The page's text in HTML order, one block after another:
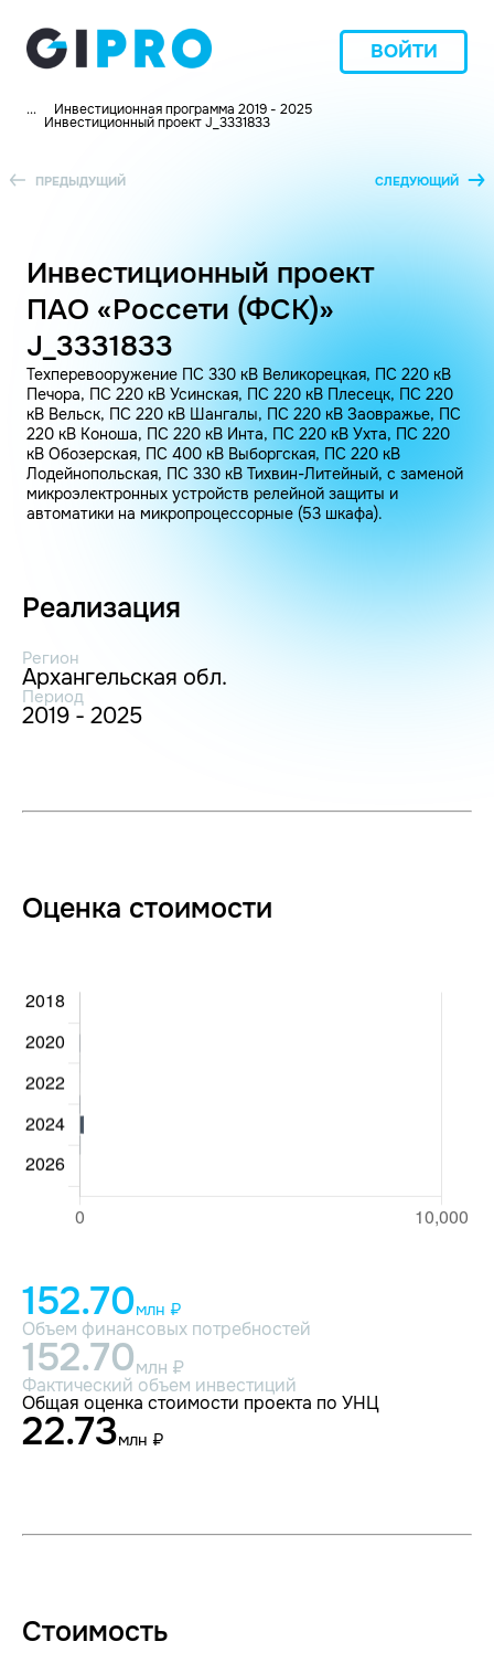
ВОЙТИ
... Инвестиционная программа 2019 - 2025
Инвестиционный проект J_3331833
ПРЕДЫДУЩИЙ СЛЕДУЮЩИЙ
Инвестиционный проект
ПАО «Россети (ФСК)»
J_3331833
Техперевооружение ПС 330 кВ Великорецкая, ПС 220 кВ
Печора, ПС 220 кВ Усинская, ПС 220 кВ Плесецк, ПС 220
кВ Вельск, ПС 220 кВ Шангалы, ПС 220 кВ Заовражье, ПС
220 кВ Коноша, ПС 220 кВ Инта, ПС 220 кВ Ухта, ПС 220
кВ Обозерская, ПС 400 кВ Выборгская, ПС 220 кВ
Лодейнопольская, ПС 330 кВ Тихвин-Литейный, с заменой
микроэлектронных устройств релейной защиты и
автоматики на микропроцессорные (53 шкафа).
Реализация
Регион
Архангельская обл.
Период
2019 - 2025
Оценка стоимости
152.70млн ₽
Объем финансовых потребностей
152.70млн ₽
Фактический объем инвестиций
Общая оценка стоимости проекта по УНЦ
22.73млн ₽
Стоимость